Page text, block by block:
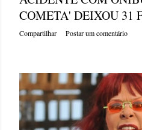
COMETA' DEIXOU 31
Compartilhar Postar um comentário